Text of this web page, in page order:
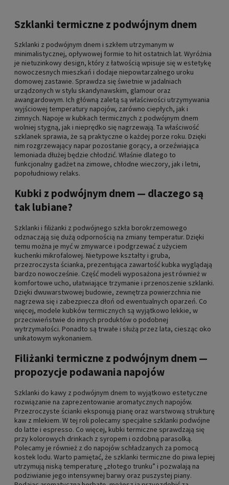
Szklanki termiczne z podwójnym dnem
Szklanki z podwójnym dnem i szkłem utrzymanym w
minimalistycznej, opływowej formie to hit ostatnich lat. Wyróżnia
je nietuzinkowy design, który z łatwością wpisuje się w estetykę
nowoczesnych mieszkań i dodaje niepowtarzalnego uroku
domowej zastawie. Sprawdza się świetnie w jadalniach
urządzonych w stylu skandynawskim, glamour oraz
awangardowym. Ich główną zaletą są właściwości utrzymywania
wyjściowej temperatury napojów, zarówno ciepłych, jak i
zimnych. Napoje w kubkach termicznych z podwójnym dnem
wolniej stygną, jak i nieprędko się nagrzewają. Ta właściwość
szklanek sprawia, że są praktyczne o każdej porze roku. Dzięki
nim rozgrzewający napar pozostanie gorący, a orzeźwiająca
lemoniada dłużej będzie chłodzić. Właśnie dlatego to
funkcjonalny gadżet na zimowe, chłodne wieczory, jak i letni,
popołudniowy relaks.
Kubki z podwójnym dnem — dlaczego są
tak lubiane?
Szklanki i filiżanki z podwójnego szkła borokrzemowego
odznaczają się dużą odpornością na zmiany temperatur. Dzięki
temu można je myć w zmywarce i podgrzewać z użyciem
kuchenki mikrofalowej. Nietypowe kształty i gruba,
przezroczysta ścianka, prezentująca zawartość kubka wyglądają
bardzo nowocześnie. Część modeli wyposażona jest również w
komfortowe ucho, ułatwiające trzymanie i przenoszenie szklanki.
Dzięki dwuwarstwowej budowie, zewnętrza powierzchnia nie
nagrzewa się i zabezpiecza dłoń od ewentualnych oparzeń. Co
więcej, modele kubków termicznych są wyjątkowo lekkie, w
przeciwieństwie do innych produktów o podobnej
wytrzymałości. Ponadto są trwałe i służą przez lata, ciesząc oko
unikatowym wykonaniem.
Filiżanki termiczne z podwójnym dnem —
propozycje podawania napojów
Szklanki do kawy z podwójnym dnem to wyjątkowo estetyczne
rozwiązanie na zaprezentowanie aromatycznych napojów.
Przezroczyste ścianki eksponują pianę oraz warstwową strukturę
kaw z mlekiem. W tej roli polecamy specjalne szklanki podwójne
do latte i espresso. Co więcej, kubki termiczne sprawdzają się
przy kolorowych drinkach z syropem i ozdobną parasolką.
Polecamy je również z do napojów schładzanych za pomocą
kostek lodu. Warto pamiętać, że szklanki termiczne do piwa lepiej
utrzymują niską temperaturę „złotego trunku” i pozwalają na
podziwianie jego intensywnej barwy oraz puszystej piany.